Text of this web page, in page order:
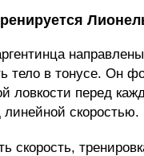
тело в тонусе. Он
ловкости перед
линейной скоростью.
скорость,